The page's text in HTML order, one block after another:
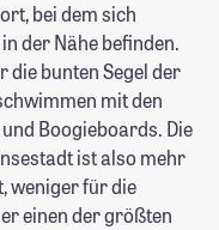
bei dem sich
der Nähe befinden.
bunten Segel der
mit den
Boogieboards. Die
ist also mehr
weniger für die
einen der größten